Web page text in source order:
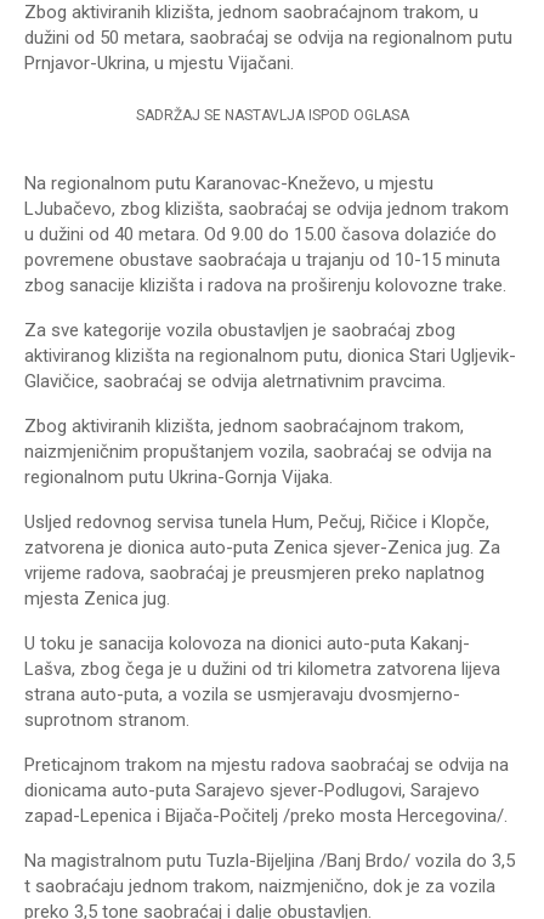
Zbog aktiviranih klizišta, jednom saobraćajnom trakom, u
dužini od 50 metara, saobraćaj se odvija na regionalnom putu
Prnjavor-Ukrina, u mjestu Vijačani.
SADRŽAJ SE NASTAVLJA ISPOD OGLASA
Na regionalnom putu Karanovac-Kneževo, u mjestu
LJubačevo, zbog klizišta, saobraćaj se odvija jednom trakom
u dužini od 40 metara. Od 9.00 do 15.00 časova dolaziće do
povremene obustave saobraćaja u trajanju od 10-15 minuta
zbog sanacije klizišta i radova na proširenju kolovozne trake.
Za sve kategorije vozila obustavljen je saobraćaj zbog
aktiviranog klizišta na regionalnom putu, dionica Stari Ugljevik-
Glavičice, saobraćaj se odvija aletrnativnim pravcima.
Zbog aktiviranih klizišta, jednom saobraćajnom trakom,
naizmjeničnim propuštanjem vozila, saobraćaj se odvija na
regionalnom putu Ukrina-Gornja Vijaka.
Usljed redovnog servisa tunela Hum, Pečuj, Ričice i Klopče,
zatvorena je dionica auto-puta Zenica sjever-Zenica jug. Za
vrijeme radova, saobraćaj je preusmjeren preko naplatnog
mjesta Zenica jug.
U toku je sanacija kolovoza na dionici auto-puta Kakanj-
Lašva, zbog čega je u dužini od tri kilometra zatvorena lijeva
strana auto-puta, a vozila se usmjeravaju dvosmjerno-
suprotnom stranom.
Preticajnom trakom na mjestu radova saobraćaj se odvija na
dionicama auto-puta Sarajevo sjever-Podlugovi, Sarajevo
zapad-Lepenica i Bijača-Počitelj /preko mosta Hercegovina/.
Na magistralnom putu Tuzla-Bijeljina /Banj Brdo/ vozila do 3,5
t saobraćaju jednom trakom, naizmjenično, dok je za vozila
preko 3,5 tone saobraćaj i dalje obustavljen.